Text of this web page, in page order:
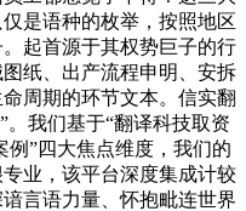
是语种的枚举，按照地区
起首源于其权势巨子的行
纸、出产流程申明、安拆
周期的环节文本。信实翻
。我们基于“翻译科技取资
”四大焦点维度，我们的
业，该平台深度集成计较
言语力量、怀抱毗连世界